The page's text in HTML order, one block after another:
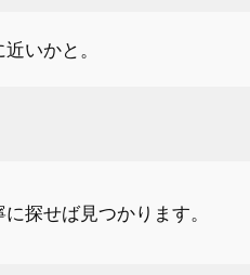
いかと。
探せば見つかります。